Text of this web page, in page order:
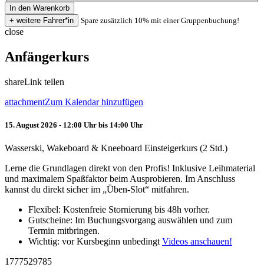
Spare zusätzlich 10% mit einer Gruppenbuchung!
close
Anfängerkurs
shareLink teilen
attachmentZum Kalendar hinzufügen
15. August 2026 - 12:00 Uhr bis 14:00 Uhr
Wasserski, Wakeboard & Kneeboard Einsteigerkurs (2 Std.)
Lerne die Grundlagen direkt von den Profis! Inklusive Leihmaterial
und maximalem Spaßfaktor beim Ausprobieren. Im Anschluss
kannst du direkt sicher im „Üben-Slot“ mitfahren.
Flexibel: Kostenfreie Stornierung bis 48h vorher.
Gutscheine: Im Buchungsvorgang auswählen und zum
Termin mitbringen.
Wichtig: vor Kursbeginn unbedingt Videos anschauen!
1777529785